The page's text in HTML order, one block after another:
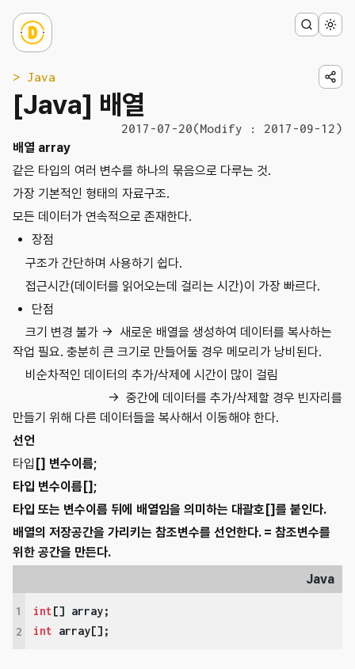
> Java
[Java] 배열
2017-07-20(Modify : 2017-09-12)
배열 array
같은 타입의 여러 변수를 하나의 묶음으로 다루는 것.
가장 기본적인 형태의 자료구조.
모든 데이터가 연속적으로 존재한다.
장점
구조가 간단하며 사용하기 쉽다.
접근시간(데이터를 읽어오는데 걸리는 시간)이 가장 빠르다.
단점
크기 변경 불가 → 새로운 배열을 생성하여 데이터를 복사하는
작업 필요. 충분히 큰 크기로 만들어둘 경우 메모리가 낭비된다.
비순차적인 데이터의 추가/삭제에 시간이 많이 걸림
→ 중간에 데이터를 추가/삭제할 경우 빈자리를
만들기 위해 다른 데이터들을 복사해서 이동해야 한다.
선언
타입 [] 변수이름;
타입 변수이름 [];
타입 또는 변수이름 뒤에 배열임을 의미하는 대괄호[]를 붙인다.
배열의 저장공간을 가리키는 참조변수를 선언한다. = 참조변수를
위한 공간을 만든다.
Java
1
2
int
int array[];